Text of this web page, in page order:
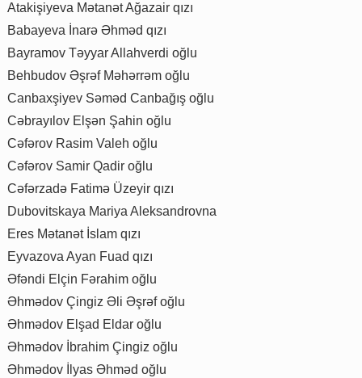
Atakişiyeva Mətanət Ağazair qızı
Babayeva İnarə Əhməd qızı
Bayramov Təyyar Allahverdi oğlu
Behbudov Əşrəf Məhərrəm oğlu
Canbaxşiyev Səməd Canbağış oğlu
Cəbrayılov Elşən Şahin oğlu
Cəfərov Rasim Valeh oğlu
Cəfərov Samir Qadir oğlu
Cəfərzadə Fatimə Üzeyir qızı
Dubovitskaya Mariya Aleksandrovna
Eres Mətanət İslam qızı
Eyvazova Ayan Fuad qızı
Əfəndi Elçin Fərahim oğlu
Əhmədov Çingiz Əli Əşrəf oğlu
Əhmədov Elşad Eldar oğlu
Əhmədov İbrahim Çingiz oğlu
Əhmədov İlyas Əhməd oğlu